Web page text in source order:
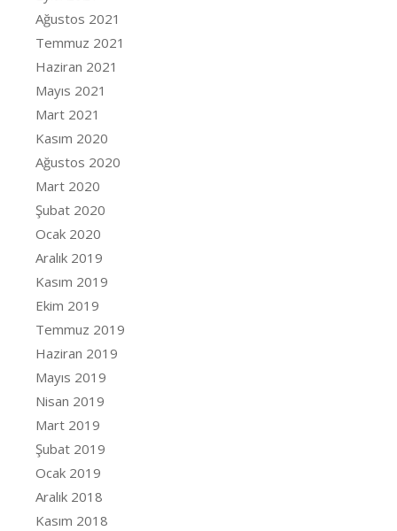
Ağustos 2021
Temmuz 2021
Haziran 2021
Mayıs 2021
Mart 2021
Kasım 2020
Ağustos 2020
Mart 2020
Şubat 2020
Ocak 2020
Aralık 2019
Kasım 2019
Ekim 2019
Temmuz 2019
Haziran 2019
Mayıs 2019
Nisan 2019
Mart 2019
Şubat 2019
Ocak 2019
Aralık 2018
Kasım 2018